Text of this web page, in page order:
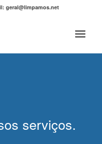
geral@limpamos.net
serviços.